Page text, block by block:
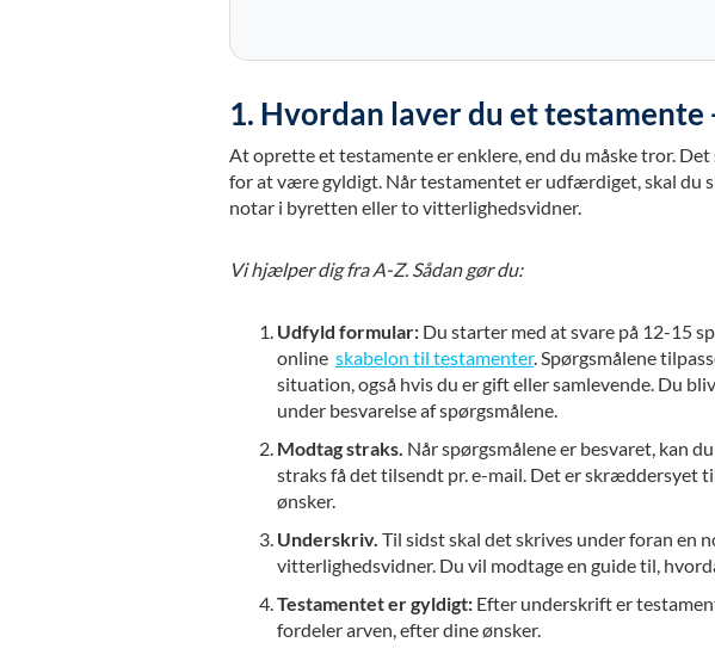
1. Hvordan laver du et
At oprette et testamente er enklere, end du måske tror.
for at være gyldigt. Når testamentet er udfærdiget, skal du
notar i byretten eller to vitterlighedsvidner.
Vi hjælper dig fra A-Z. Sådan gør du:
Udfyld formular: Du starter med at svare på 12-15
online skabelon til testamenter. Spørgsmålene
situation, også hvis du er gift eller samlevende. Du
under besvarelse af spørgsmålene.
Modtag straks. Når spørgsmålene er besvaret, kan
straks få det tilsendt pr. e-mail. Det er skræddersyet
ønsker.
Underskriv. Til sidst skal det skrives under foran en
vitterlighedsvidner. Du vil modtage en guide til,
Testamentet er gyldigt: Efter underskrift er
fordeler arven, efter dine ønsker.